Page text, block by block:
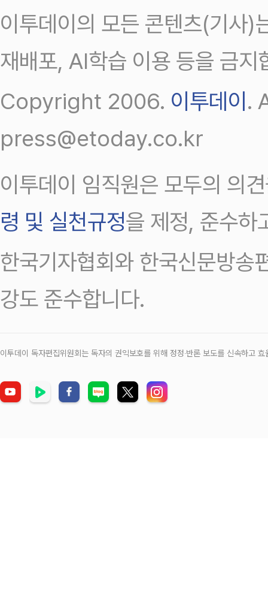
이투데이의 모든 콘텐츠(기사)
재배포, AI학습 이용 등을 금지
Copyright 2006. 이투데이 .
press@etoday.co.kr
이투데이 임직원은 모두의 의
령 및 실천규정을 제정, 준수하
한국기자협회와 한국신문방송
강도 준수합니다.
이투데이 독자편집위원회는 독자의 권익보호를 위해 정정‧반론 보도를 신속하고